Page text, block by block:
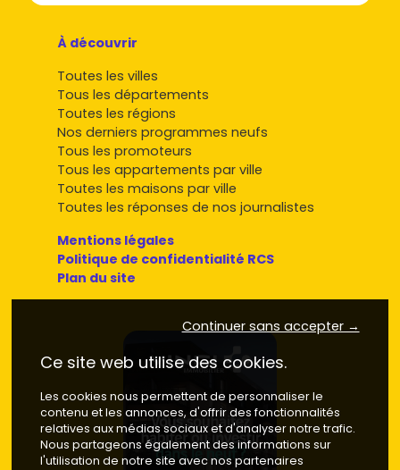
À découvrir
Toutes les villes
Tous les départements
Toutes les régions
Nos derniers programmes neufs
Tous les promoteurs
Tous les appartements par ville
Toutes les maisons par ville
Toutes les réponses de nos journalistes
Mentions légales
Politique de confidentialité RCS
Plan du site
Continuer sans accepter →
Ce site web utilise des cookies.
Les cookies nous permettent de personnaliser le
contenu et les annonces, d'offrir des fonctionnalités
relatives aux médias sociaux et d'analyser notre trafic.
Nous partageons également des informations sur
l'utilisation de notre site avec nos partenaires